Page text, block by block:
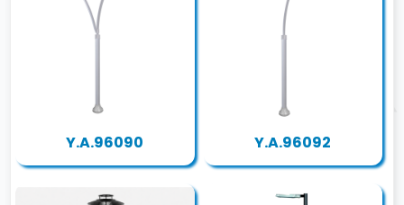
Y.A.96090 Y.A.96092